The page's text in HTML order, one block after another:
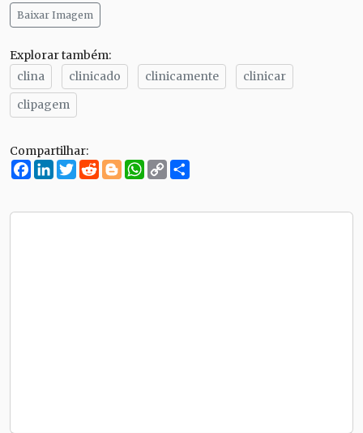
Baixar Imagem
Explorar também:
clina
clinicado clinicamente
clinicar
clipagem
Compartilhar:
Facebook
LinkedIn
Twitter
RedditBloggerWhatsApp
Copy
Link